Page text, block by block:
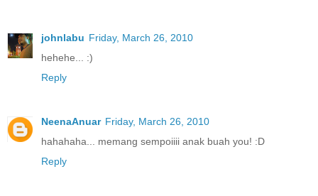
johnlabu Friday, March 26, 2010
hehehe... :)
Reply
NeenaAnuar Friday, March 26, 2010
hahahaha... memang sempoiiii anak buah you! :D
Reply